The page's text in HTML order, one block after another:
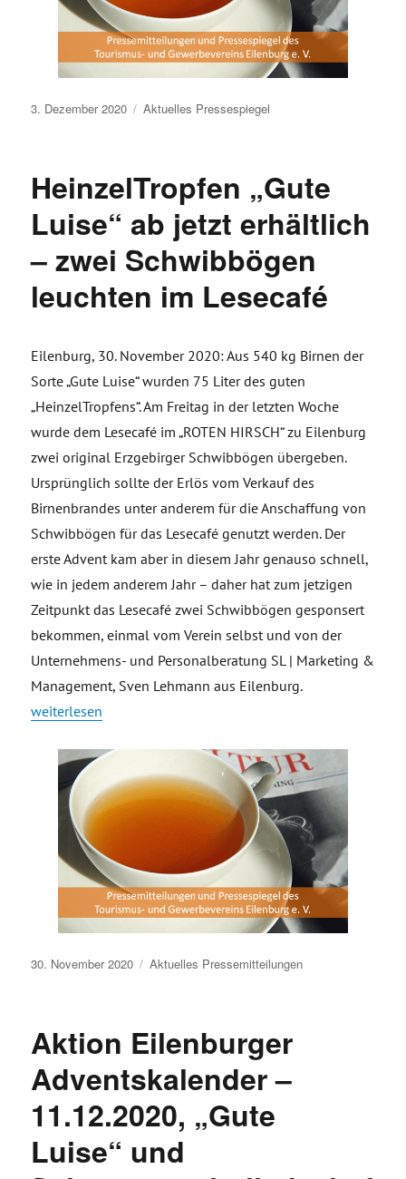
Veröffentlicht
3. Dezember 2020 Aktuelles Pressespiegel
HeinzelTropfen „Gute
Luise“ ab jetzt erhältlich
– zwei Schwibbögen
leuchten im Lesecafé
Eilenburg, 30. November 2020: Aus 540 kg Birnen der
Sorte „Gute Luise“ wurden 75 Liter des guten
„HeinzelTropfens“. Am Freitag in der letzten Woche
wurde dem Lesecafé im „ROTEN HIRSCH“ zu Eilenburg
zwei original Erzgebirger Schwibbögen übergeben.
Ursprünglich sollte der Erlös vom Verkauf des
Birnenbrandes unter anderem für die Anschaffung von
Schwibbögen für das Lesecafé genutzt werden. Der
erste Advent kam aber in diesem Jahr genauso schnell,
wie in jedem anderem Jahr – daher hat zum jetzigen
Zeitpunkt das Lesecafé zwei Schwibbögen gesponsert
bekommen, einmal vom Verein selbst und von der
Unternehmens- und Personalberatung SL | Marketing &
Management, Sven Lehmann aus Eilenburg.
„HeinzelTropfen „Gute Luise“ ab jetzt erhältlich – zwei
weiterlesen
Veröffentlicht
30. November 2020 Aktuelles Pressemitteilungen
Aktion Eilenburger
Adventskalender –
11.12.2020, „Gute
Luise“ und